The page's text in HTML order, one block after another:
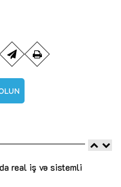
real iş və sistemli